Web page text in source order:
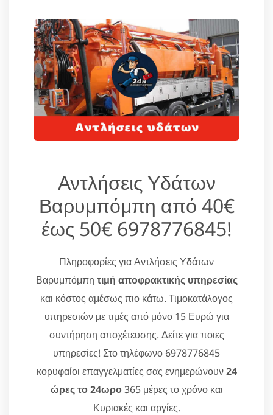
Αντλήσεις Υδάτων
Βαρυμπόμπη από 40€
έως 50€ 6978776845!
Πληροφορίες για Αντλήσεις Υδάτων
Βαρυμπόμπη τιμή αποφρακτικής υπηρεσίας
και κόστος αμέσως πιο κάτω. Τιμοκατάλογος
υπηρεσιών με τιμές από μόνο 15 Ευρώ για
συντήρηση αποχέτευσης. Δείτε για ποιες
υπηρεσίες! Στο τηλέφωνο 6978776845
κορυφαίοι επαγγελματίες σας ενημερώνουν24
ώρες το 24ωρο365 μέρες το χρόνο και
Κυριακές και αργίες.